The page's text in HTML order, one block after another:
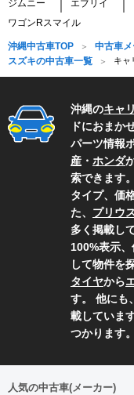
ジムニー エブリイ
ワゴンRスマイル
沖縄中古車TOP 中古車
スズキの中古車一覧
キャ
沖縄のキャ
ドにおまか
パーツ情報
産 ・ ホンダ
索できます
タイプ、価
た、 プリウ
多く掲載し
100%表示
して物件を
タイヤから
す。 他にも
載していま
つかります。
人気の中古車(メーカー)